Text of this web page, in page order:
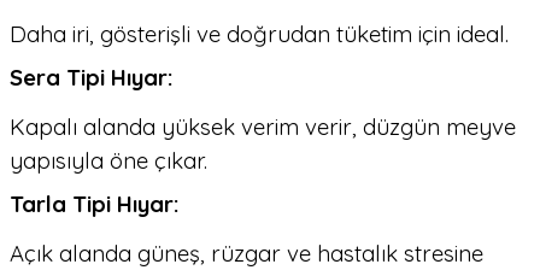
Daha iri, gösterişli ve doğrudan tüketim için ideal.
Sera Tipi Hıyar:
Kapalı alanda yüksek verim verir, düzgün meyve
yapısıyla öne çıkar.
Tarla Tipi Hıyar:
Açık alanda güneş, rüzgar ve hastalık stresine